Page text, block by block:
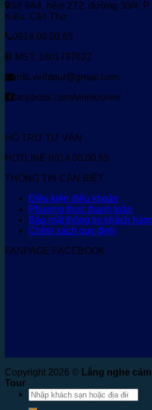
Số 9A4, hẻm 2T2, đường 30/4,
Kiều, Cần Thơ
0914.00.00.65
MST: 1801737622
info.vinhtour@gmail.com
facebook.com/vinhtourvn/
HỖ TRỢ TƯ VẤN
HOTLINE 0914.00.00.65
THÔNG TIN CẦN BIẾT
Điều kiện điều khoản
Phương thức thanh toán
Bảo mật thông tin khách
Chính sách quy định
FANPAGE FACEBOOK
Copyright 2026 © Lắng nghe
Tour
Tìm
kiếm: